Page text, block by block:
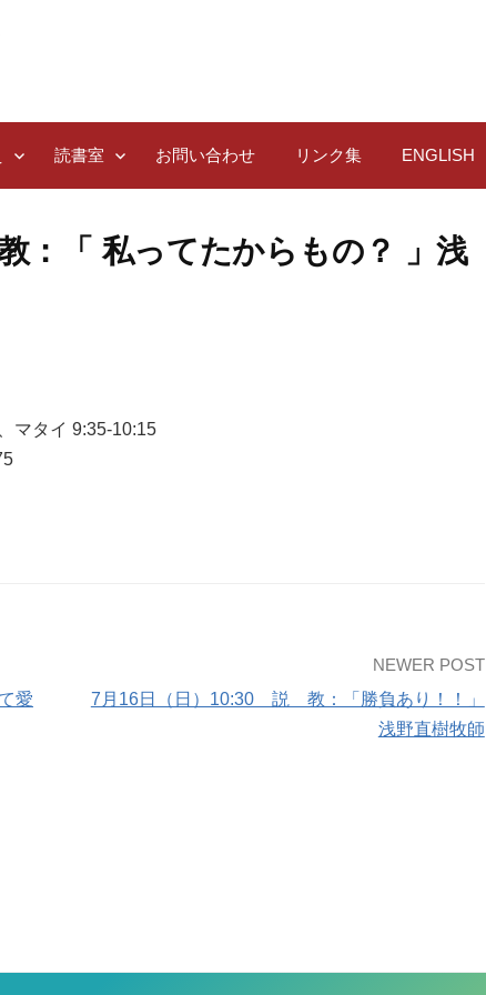
読書室 お問い合わせ リンク集 ENGLISH
「 私ってたからもの？ 」浅
マタイ 9:35-10:15
愛
NEWER POST
7月16日（日）10:30 説 教：「勝負あり！！」
浅野直樹牧師